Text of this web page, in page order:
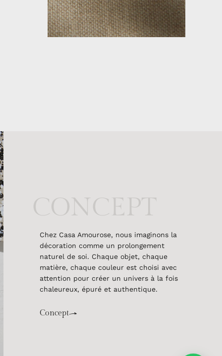
CONCEPT
Chez Casa Amourose, nous imaginons la
décoration comme un prolongement
naturel de soi. Chaque objet, chaque
matière, chaque couleur est choisi avec
attention pour créer un univers à la fois
chaleureux, épuré et authentique.
Concept